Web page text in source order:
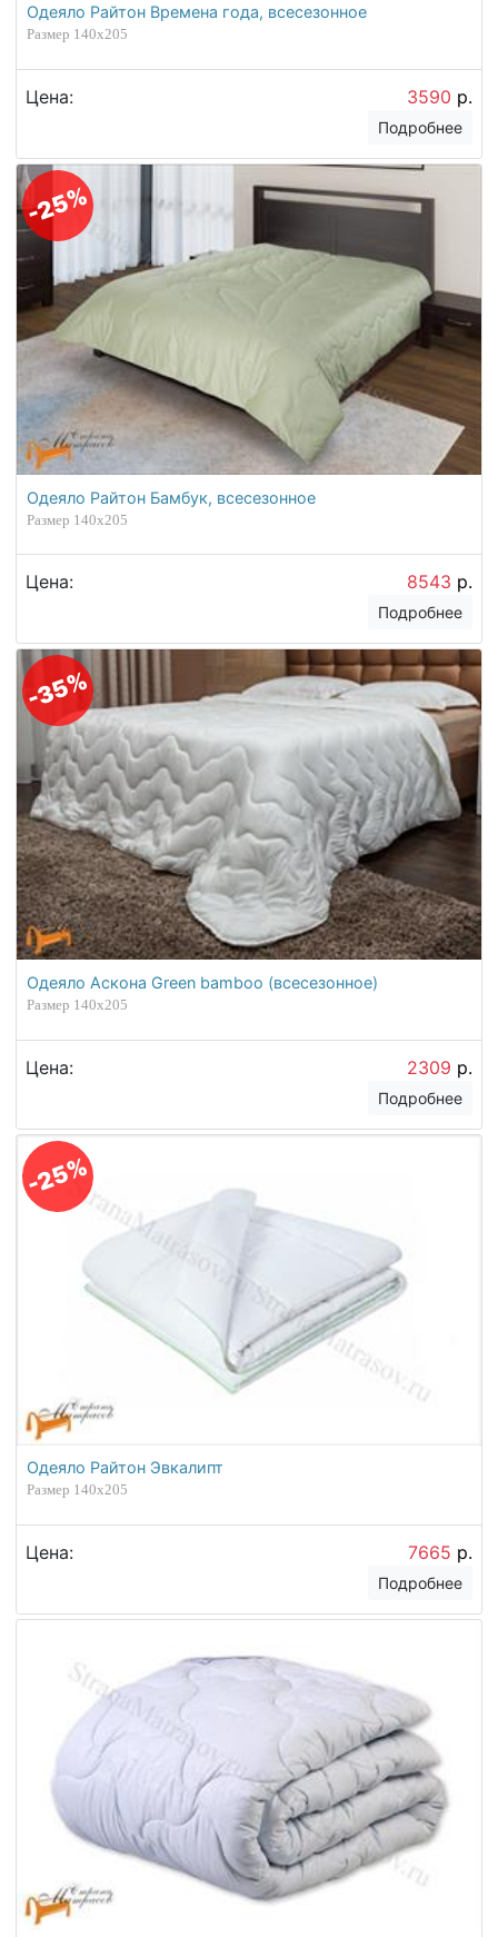
Одеяло Райтон Времена года, всесезонное
Размер 140х205
Цена: 3590 р.
Подробнее
-25%
Одеяло Райтон Бамбук, всесезонное
Размер 140х205
Цена: 8543 р.
Подробнее
-35%
Одеяло Аскона Green bamboo (всесезонное)
Размер 140х205
Цена: 2309 р.
Подробнее
-25%
Одеяло Райтон Эвкалипт
Размер 140х205
Цена: 7665 р.
Подробнее